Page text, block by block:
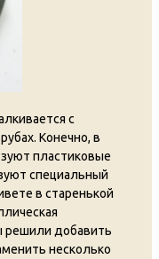
с
Конечно, в
пластиковые
специальный
в старенькой
решили добавить
несколько